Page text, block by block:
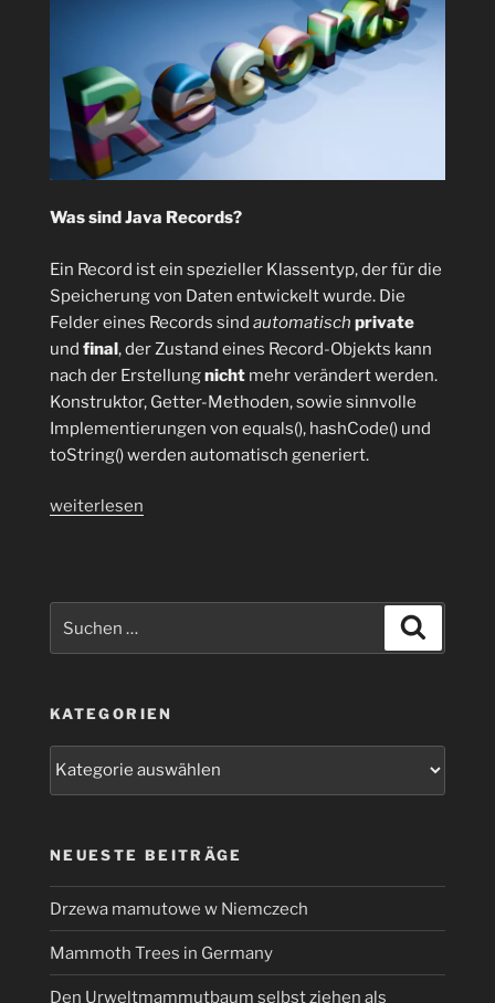
Was sind Java Records?
Ein Record ist ein spezieller Klassentyp, der für die
Speicherung von Daten entwickelt wurde. Die
Felder eines Records sind automatisch private
und final, der Zustand eines Record-Objekts kann
nach der Erstellungnicht mehr verändert werden.
Konstruktor, Getter-Methoden, sowie sinnvolle
Implementierungen von equals(), hashCode() und
toString() werden automatisch generiert.
„Java
Arbeit
weiterlesen
KATEGORIEN
NEUESTE BEITRÄGE
Drzewa mamutowe w Niemczech
Mammoth Trees in Germany
Den Urweltmammutbaum selbst ziehen als